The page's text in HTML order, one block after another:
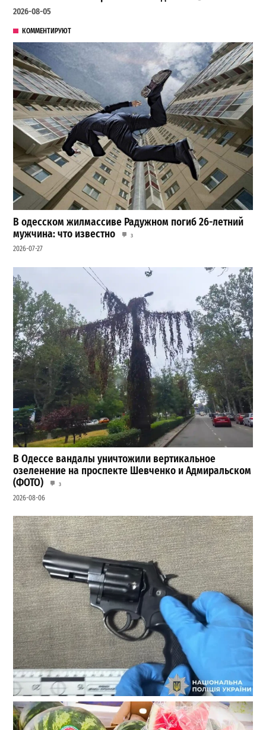
2026-08-05
КОММЕНТИРУЮТ
В одесском жилмассиве Радужном погиб 26-летний
мужчина: что известно
3
2026-07-27
В Одессе вандалы уничтожили вертикальное
озеленение на проспекте Шевченко и Адмиральском
(ФОТО)
3
2026-08-06
В Одессе стреляли по сотрудникам ТЦК: есть
раненые (ОБНОВЛЕНО)
2